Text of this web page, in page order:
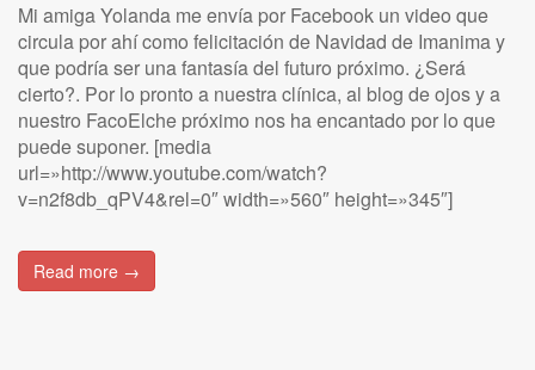
Mi amiga Yolanda me envía por Facebook un video que
circula por ahí como felicitación de Navidad de Imanima y
que podría ser una fantasía del futuro próximo. ¿Será
cierto?. Por lo pronto a nuestra clínica, al blog de ojos y a
nuestro FacoElche próximo nos ha encantado por lo que
puede suponer. [media
url=»http://www.youtube.com/watch?
v=n2f8db_qPV4&rel=0″ width=»560″ height=»345″]
Read more →